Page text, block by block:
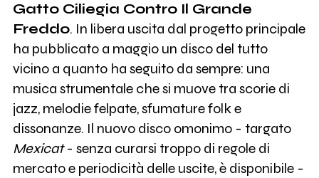
Gatto Ciliegia Contro Il Grande
Freddo. In libera uscita dal progetto principale
ha pubblicato a maggio un disco del tutto
vicino a quanto ha seguito da sempre: una
musica strumentale che si muove tra scorie di
jazz, melodie felpate, sfumature folk e
dissonanze. Il nuovo disco omonimo - targato
Mexicat- senza curarsi troppo di regole di
mercato e periodicità delle uscite, è disponibile -